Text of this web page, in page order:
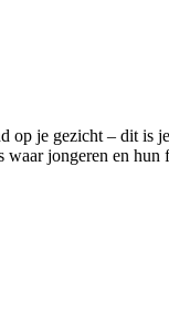
je gezicht – dit is
jongeren en